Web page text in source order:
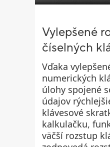
Vylepšené
číselných
Vďaka
numerických
úlohy spojené
údajov
klávesové
kalkulačku,
väčší rozstup